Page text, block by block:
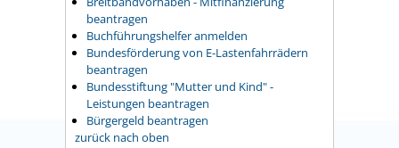
beantragen
Buchführungshelfer anmelden
Bundesförderung von E-Lastenfahrrädern
beantragen
Bundesstiftung "Mutter und Kind" -
Leistungen beantragen
Bürgergeld beantragen
zurück nach oben